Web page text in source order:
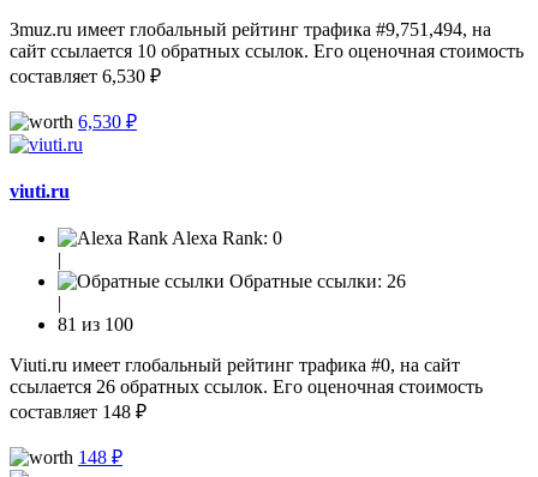
3muz.ru имеет глобальный рейтинг трафика #9,751,494, на
сайт ссылается 10 обратных ссылок. Его оценочная стоимость
составляет 6,530 ₽
6,530 ₽
viuti.ru
Alexa Rank: 0
|
Обратные ссылки: 26
|
81 из 100
Viuti.ru имеет глобальный рейтинг трафика #0, на сайт
ссылается 26 обратных ссылок. Его оценочная стоимость
составляет 148 ₽
148 ₽